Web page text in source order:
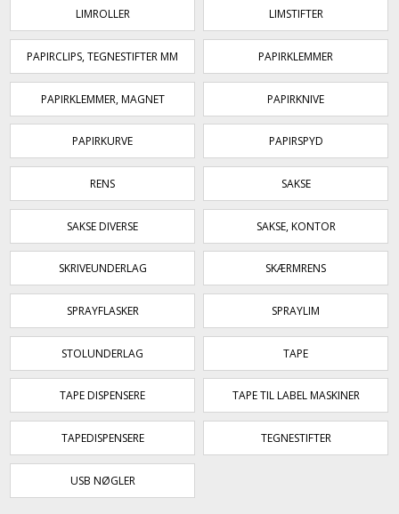
LIMROLLER LIMSTIFTER
PAPIRCLIPS, TEGNESTIFTER MM PAPIRKLEMMER
PAPIRKLEMMER, MAGNET PAPIRKNIVE
PAPIRKURVE PAPIRSPYD
RENS SAKSE
SAKSE DIVERSE SAKSE, KONTOR
SKRIVEUNDERLAG SKÆRMRENS
SPRAYFLASKER SPRAYLIM
STOLUNDERLAG TAPE
TAPE DISPENSERE TAPE TIL LABEL MASKINER
TAPEDISPENSERE TEGNESTIFTER
USB NØGLER